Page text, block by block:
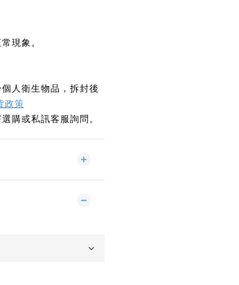
現象。
人衛生物品，拆封後
政策
購或私訊客服詢問。